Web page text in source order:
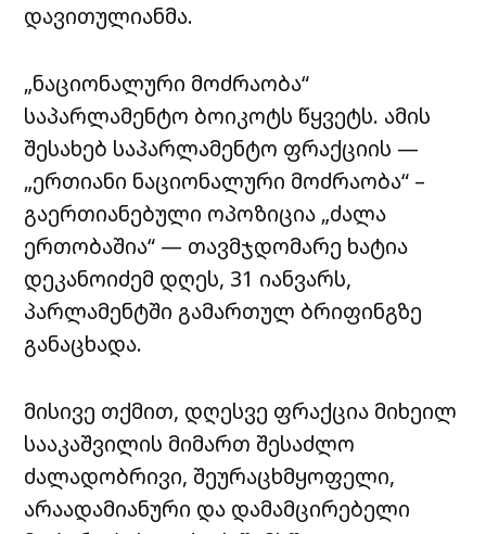
დავითულიანმა.
„ნაციონალური მოძრაობა“
საპარლამენტო ბოიკოტს წყვეტს. ამის
შესახებ საპარლამენტო ფრაქციის —
„ერთიანი ნაციონალური მოძრაობა“ –
გაერთიანებული ოპოზიცია „ძალა
ერთობაშია“ — თავმჯდომარე ხატია
დეკანოიძემ დღეს, 31 იანვარს,
პარლამენტში გამართულ ბრიფინგზე
განაცხადა.
მისივე თქმით, დღესვე ფრაქცია მიხეილ
სააკაშვილის მიმართ შესაძლო
ძალადობრივი, შეურაცხმყოფელი,
არაადამიანური და დამამცირებელი